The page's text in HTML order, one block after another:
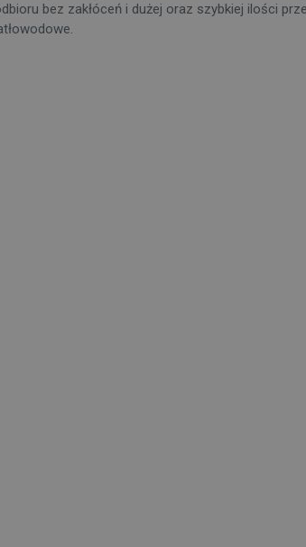
bez zakłóceń i dużej oraz szybkiej ilości